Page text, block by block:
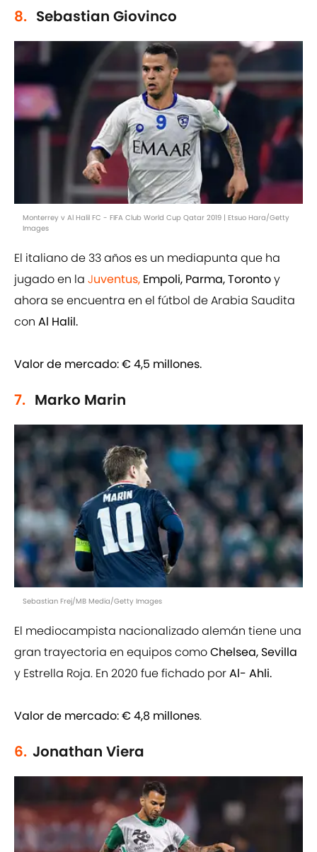
8. Sebastian Giovinco
Monterrey v Al Halil FC - FIFA Club World Cup Qatar 2019 | Etsuo Hara/Getty
Images
El italiano de 33 años es un mediapunta que ha
jugado en la Juventus, Empoli, Parma, Torontoy
ahora se encuentra en el fútbol de Arabia Saudita
con Al Halil.
Valor de mercado:€ 4,5 millones.
7. Marko Marin
Sebastian Frej/MB Media/Getty Images
El mediocampista nacionalizado alemán tiene una
gran trayectoria en equipos comoChelsea, Sevilla
y Estrella Roja. En 2020 fue fichado porAl- Ahli.
Valor de mercado:€ 4,8 millones.
6. Jonathan Viera